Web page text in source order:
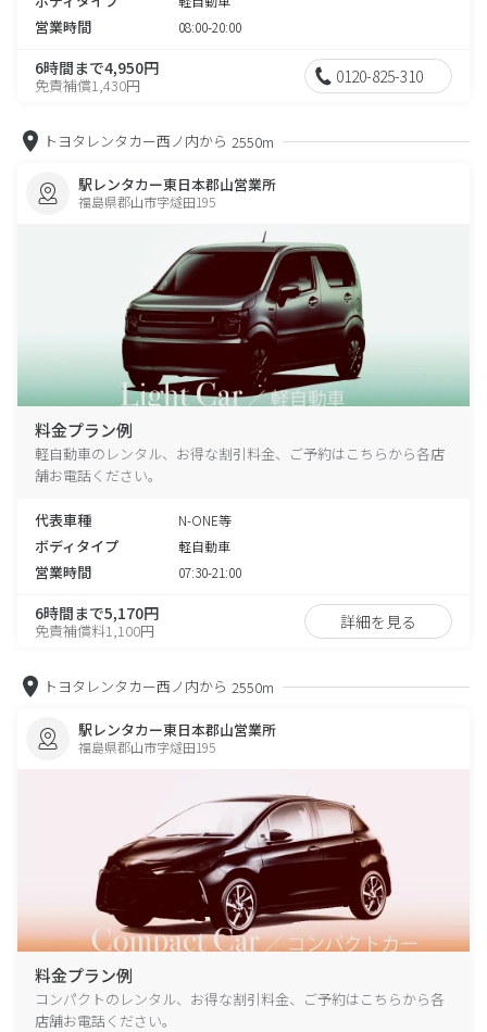
営業時間 08:00-20:00
6時間まで4,950円
免責補償1,430円 0120-825-310
トヨタレンタカー西ノ内から 2550m
駅レンタカー東日本郡山営業所
福島県郡山市字燧田195
料金プラン例
軽自動車のレンタル、お得な割引料金、ご予約はこちらから各店
舗お電話ください。
代表車種 N-ONE等
ボディタイプ 軽自動車
営業時間 07:30-21:00
6時間まで5,170円
免責補償料1,100円 詳細を見る
トヨタレンタカー西ノ内から 2550m
駅レンタカー東日本郡山営業所
福島県郡山市字燧田195
料金プラン例
コンパクトのレンタル、お得な割引料金、ご予約はこちらから各
店舗お電話ください。